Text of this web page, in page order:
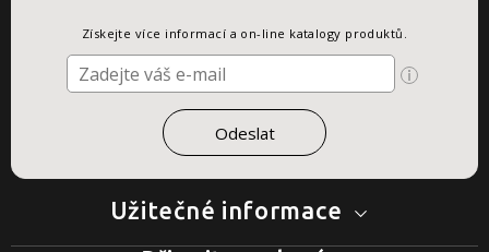
Užitečné informace
Získejte více informací a on-line katalogy produktů.